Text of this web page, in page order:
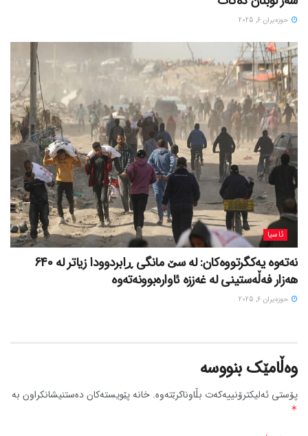
حوزه‌یران 6, 2025
ئاسیا
نەتەوە یەکگرتووەکان: لە سێ مانگی ڕابردوودا زیاتر لە 640
هەزار فەڵەستینی لە غەززە ئاوارەبوونەتەوە
حوزه‌یران 6, 2025
وەڵامێک بنووسە
پۆستی ئەلیکترۆنییەکەت بڵاوناکرێتەوە. خانە پێویستەکان دەستنیشانکراون بە
*